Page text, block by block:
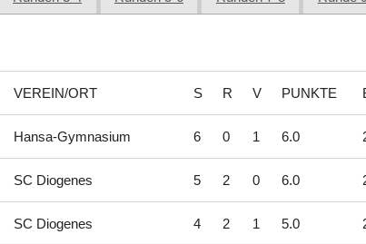
VEREIN/ORT S R V PUNKTE
Hansa-Gymnasium 6 0 1 6.0
SC Diogenes 5 2 0 6.0
SC Diogenes 4 2 1 5.0